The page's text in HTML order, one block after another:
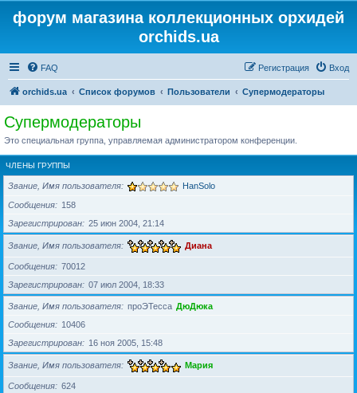
форум магазина коллекционных орхидей
orchids.ua
FAQ Вход
Регистрация
orchids.ua Список форумов Пользователи Супермодераторы
Супермодераторы
Это специальная группа, управляемая администратором конференции.
ЧЛЕНЫ ГРУППЫ
Звание, Имя пользователя HanSolo
Сообщения
158
Зарегистрирован
25 июн 2004, 21:14
Звание, Имя пользователя Диана
Сообщения
70012
Зарегистрирован
07 июл 2004, 18:33
Звание, Имя пользователя проЭТесса ДюДюка
Сообщения
10406
Зарегистрирован
16 ноя 2005, 15:48
Звание, Имя пользователя Мария
Сообщения
624